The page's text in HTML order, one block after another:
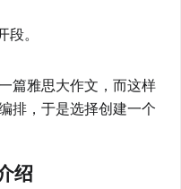
段。
排，于是选择创建一个
绍